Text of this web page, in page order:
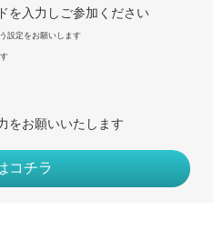
を入力しご参加ください
設定をお願いします
をお願いいたします
コチラ